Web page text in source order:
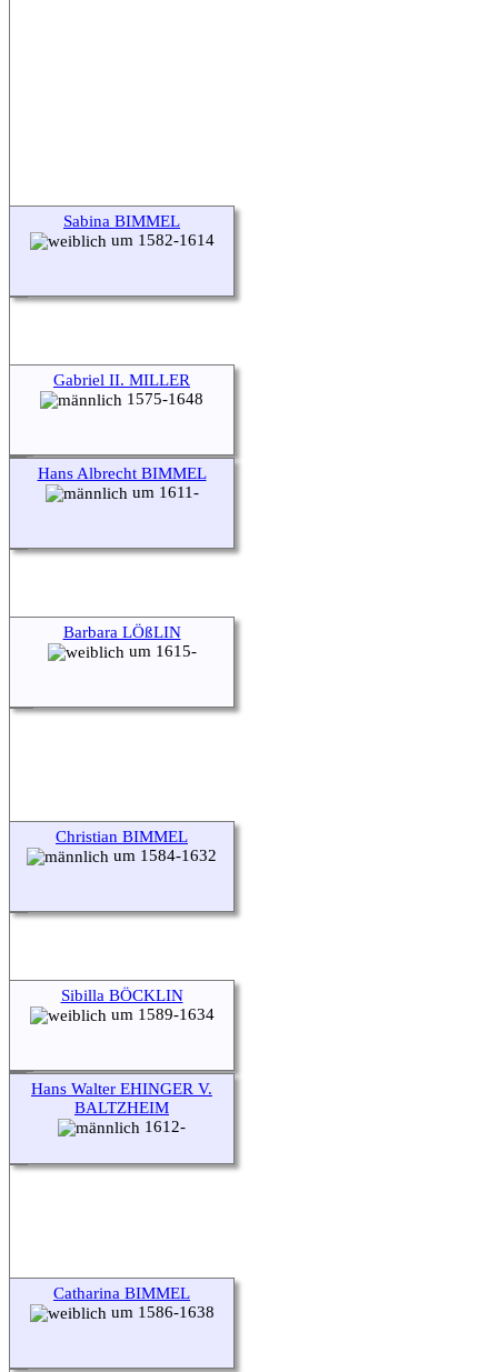
Sabina BIMMEL
um 1582-1614
Gabriel II. MILLER
1575-1648
Hans Albrecht BIMMEL
um 1611-
Barbara LÖßLIN
um 1615-
Christian BIMMEL
um 1584-1632
Sibilla BÖCKLIN
um 1589-1634
Hans Walter EHINGER V.
BALTZHEIM
1612-
Catharina BIMMEL
um 1586-1638